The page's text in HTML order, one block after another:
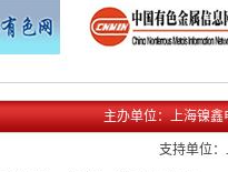
主办单位：上海镍
支持单位